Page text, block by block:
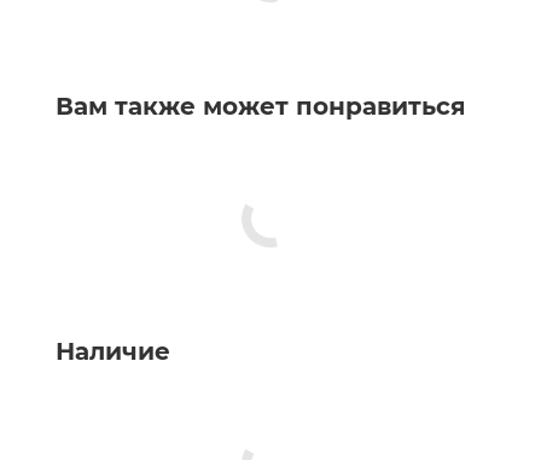
Вам также может понравиться
Наличие